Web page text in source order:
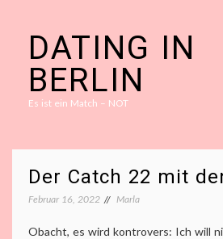
contentDATING IN
BERLIN
Es ist ein Match – NOT
Der Catch 22 mit
Februar 16, 2022 Marla
Obacht, es wird kontrovers: Ich will